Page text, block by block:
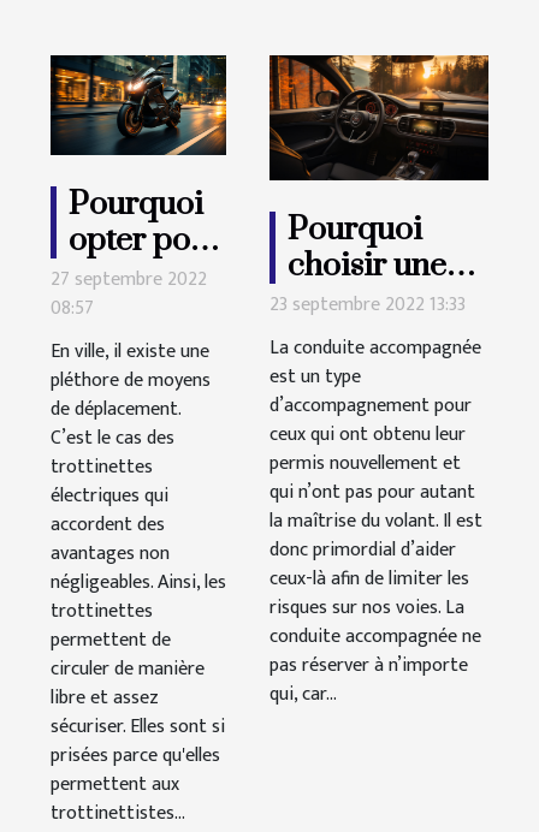
Pourquoi
opter pour
une
trottinette
électrique
?
27 septembre 2022
08:57
En ville, il existe une
pléthore de moyens
de déplacement.
C’est le cas des
trottinettes
électriques qui
accordent des
avantages non
négligeables. Ainsi, les
trottinettes
permettent de
circuler de manière
libre et assez
sécuriser. Elles sont si
prisées parce qu'elles
permettent aux
trottinettistes...
Pourquoi
choisir une
conduite
accompagnée
?
23 septembre 2022 13:33
La conduite accompagnée
est un type
d’accompagnement pour
ceux qui ont obtenu leur
permis nouvellement et
qui n’ont pas pour autant
la maîtrise du volant. Il est
donc primordial d’aider
ceux-là afin de limiter les
risques sur nos voies. La
conduite accompagnée ne
pas réserver à n’importe
qui, car...